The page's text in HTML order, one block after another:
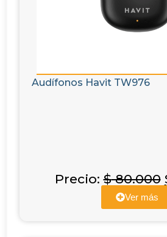
Audífonos Havit TW976
Precio:$80.000
Ver más